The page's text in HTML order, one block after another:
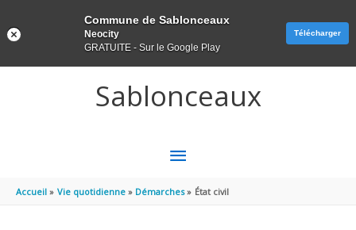
Sablonceaux
MENU
PRINCIPAL
Accueil Vie quotidienne Démarches État civil
Commune de Sablonceaux
Neocity
GRATUITE - Sur le Google Play
Télécharger